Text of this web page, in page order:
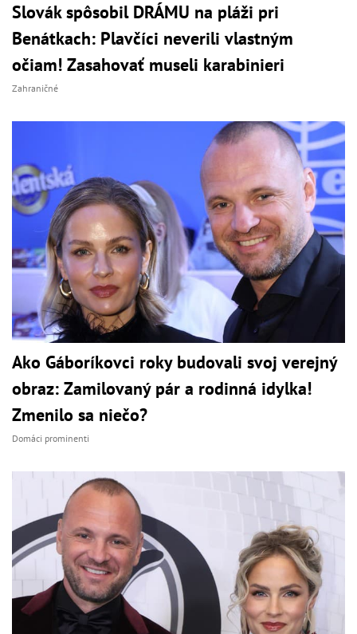
Slovák spôsobil DRÁMU na pláži pri
Benátkach: Plavčíci neverili vlastným
očiam! Zasahovať museli karabinieri
Zahraničné
Ako Gáboríkovci roky budovali svoj verejný
obraz: Zamilovaný pár a rodinná idylka!
Zmenilo sa niečo?
Domáci prominenti